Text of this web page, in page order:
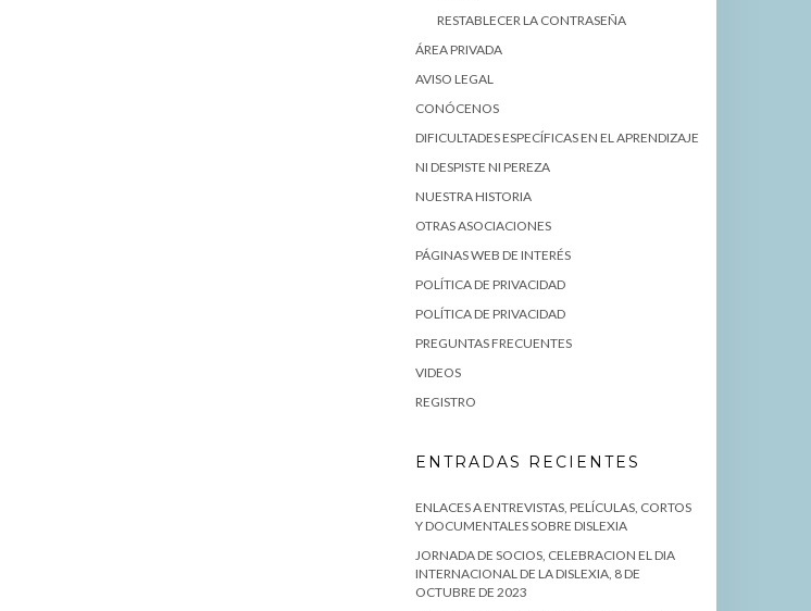
RESTABLECER LA CONTRASEÑA
ÁREA PRIVADA
AVISO LEGAL
CONÓCENOS
DIFICULTADES ESPECÍFICAS EN EL APRENDIZAJE
NI DESPISTE NI PEREZA
NUESTRA HISTORIA
OTRAS ASOCIACIONES
PÁGINAS WEB DE INTERÉS
POLÍTICA DE PRIVACIDAD
POLÍTICA DE PRIVACIDAD
PREGUNTAS FRECUENTES
VIDEOS
REGISTRO
ENTRADAS RECIENTES
ENLACES A ENTREVISTAS, PELÍCULAS, CORTOS
Y DOCUMENTALES SOBRE DISLEXIA
JORNADA DE SOCIOS, CELEBRACION EL DIA
INTERNACIONAL DE LA DISLEXIA, 8 DE
OCTUBRE DE 2023